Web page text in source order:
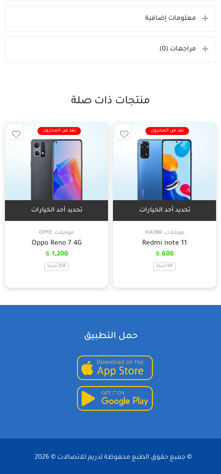
معلومات إضافية
مراجعات (0)
منتجات ذات صلة
نفذ من المخزون
تحديد أحد الخيارات
موبايلات,
XIAOMI
Redmi note 11
600
₪
64 جيجا
نفذ من المخزون
تحديد أحد الخيارات
موبايلات,
OPPO
Oppo Reno 7 4G
1,200
₪
256 جيجا
حمل التطبيق
© جميع حقوق الطبع محفوظة لدريم للاتصالات © 2026